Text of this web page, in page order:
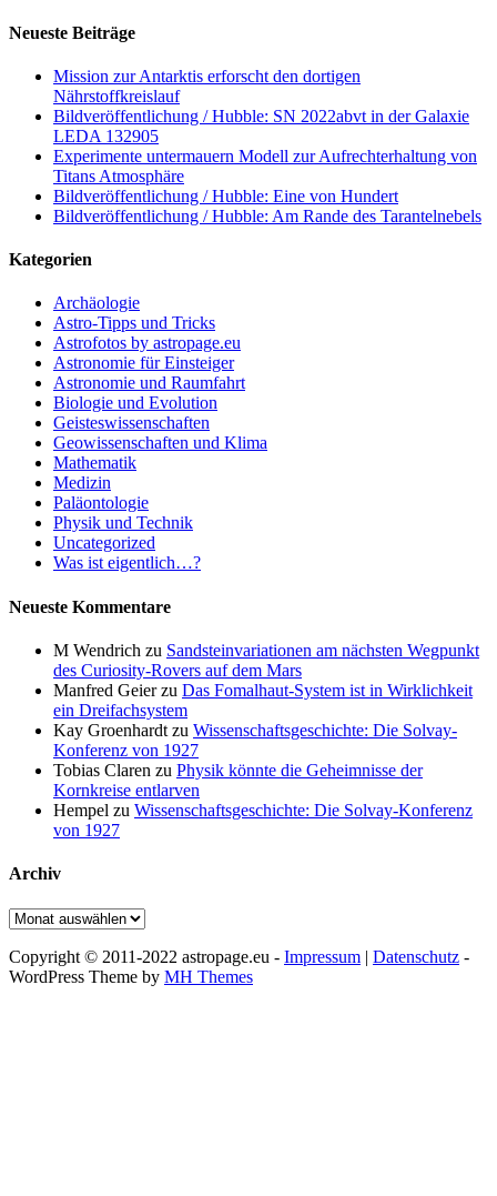
Neueste Beiträge
Mission zur Antarktis erforscht den dortigen
Nährstoffkreislauf
Bildveröffentlichung / Hubble: SN 2022abvt in der Galaxie
LEDA 132905
Experimente untermauern Modell zur Aufrechterhaltung von
Titans Atmosphäre
Bildveröffentlichung / Hubble: Eine von Hundert
Bildveröffentlichung / Hubble: Am Rande des Tarantelnebels
Kategorien
Archäologie
Astro-Tipps und Tricks
Astrofotos by astropage.eu
Astronomie für Einsteiger
Astronomie und Raumfahrt
Biologie und Evolution
Geisteswissenschaften
Geowissenschaften und Klima
Mathematik
Medizin
Paläontologie
Physik und Technik
Uncategorized
Was ist eigentlich…?
Neueste Kommentare
M Wendrich zu Sandsteinvariationen am nächsten Wegpunkt
des Curiosity-Rovers auf dem Mars
Manfred Geierzu Das Fomalhaut-System ist in Wirklichkeit
ein Dreifachsystem
Kay Groenhardt zu Wissenschaftsgeschichte: Die Solvay-
Konferenz von 1927
Tobias Claren zu Physik könnte die Geheimnisse der
Kornkreise entlarven
Hempel zu Wissenschaftsgeschichte: Die Solvay-Konferenz
von 1927
Archiv
Archiv
Copyright © 2011-2022 astropage.eu - Impressum | Datenschutz -
WordPress Theme by MH Themes